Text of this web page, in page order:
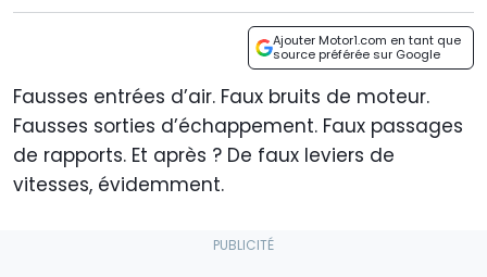
Ajouter Motor1.com en tant que
source préférée sur Google
Fausses entrées d’air. Faux bruits de moteur.
Fausses sorties d’échappement. Faux passages
de rapports. Et après ? De faux leviers de
vitesses, évidemment.